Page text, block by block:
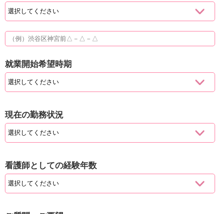
就業開始希望時期
現在の勤務状況
看護師としての経験年数